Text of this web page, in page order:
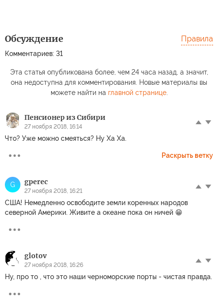
Обсуждение
Комментариев: 31
Правила
Эта статья опубликована более, чем 24 часа назад, а значит,
она недоступна для комментирования. Новые материалы вы
можете найти на главной странице.
Пенсионер из Сибири
27 ноября 2018, 16:14
Что? Уже можно смеяться? Ну Ха Ха.
Раскрыть ветку
G gperec
27 ноября 2018, 16:21
США! Немедленно освободите земли коренных народов
северной Америки. Живите а океане пока он ничей 😁
glotov
27 ноября 2018, 16:26
Ну, про то , что это наши черноморские порты - чистая правда.